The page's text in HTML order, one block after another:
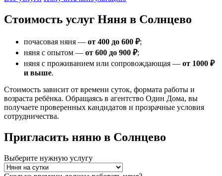
Стоимость услуг Няня в Солнцево
почасовая няня — от 400 до 600 ₽;
няня с опытом — от 600 до 900 ₽;
няня с проживанием или сопровождающая — от 1000 ₽
и выше.
Стоимость зависит от времени суток, формата работы и
возраста ребёнка. Обращаясь в агентство Один Дома, вы
получаете проверенных кандидатов и прозрачные условия
сотрудничества.
Пригласить няню в Солнцево
Выберите нужную услугу